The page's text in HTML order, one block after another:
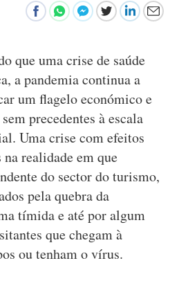
que uma crise de saúde
a pandemia continua a
um flagelo económico e
precedentes à escala
Uma crise com efeitos
na realidade em que
do sector do turismo,
pela quebra da
tímida e até por algum
que chegam à
ou tenham o vírus.